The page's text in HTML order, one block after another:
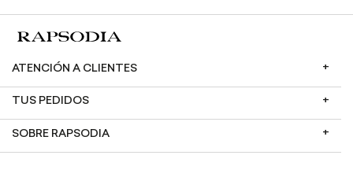
ATENCIÓN A CLIENTES
TUS PEDIDOS
SOBRE RAPSODIA